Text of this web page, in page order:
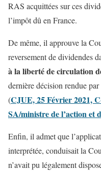
RAS acquittées sur ces
l’impôt dû en France.
De même, il approuve la
reversement de dividendes
à la liberté de circulation
dernière décision rendue
(CJUE, 25 Février 2021,
SA/ministre de l’action et
Enfin, il admet que
interprétée, conduisait la
n’avait pu légalement